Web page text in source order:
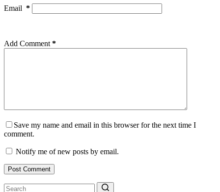
Email *
Add Comment *
Save my name and email in this browser for the next time I
comment.
Notify me of new posts by email.
Post Comment